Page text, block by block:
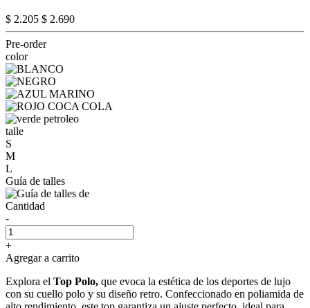
$ 2.205 $ 2.690
Pre-order
color
talle
S
M
L
Guía de talles
Cantidad
-
+
Agregar a carrito
Explora el Top Polo, que evoca la estética de los deportes de lujo
con su cuello polo y su diseño retro. Confeccionado en poliamida de